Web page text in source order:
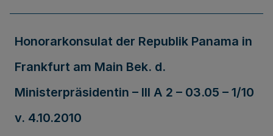
Honorarkonsulat der Republik Panama in
Frankfurt am Main Bek. d.
Ministerpräsidentin – III A 2 – 03.05 – 1/10
v. 4.10.2010